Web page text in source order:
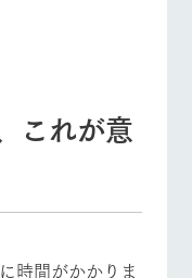
これが意
時間がかかりま